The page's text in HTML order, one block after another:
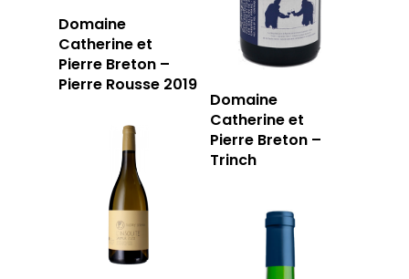
Domaine
Catherine et
Pierre Breton –
Pierre Rousse 2019
Domaine
Catherine et
Pierre Breton –
Trinch
LA CAVE
LA CAVE
APERÇU DE NOTRE
LA TOURNÉE DU
LA TABLE
LA CARTE DU
RÉSERVER